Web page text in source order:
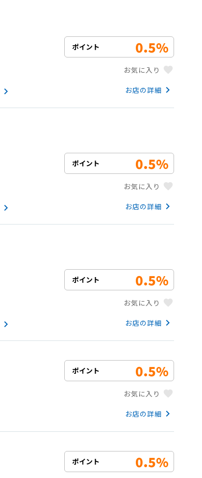
keyboard_arrow_right
ポイント 0.5%
お気に入り favorite
お店の詳細 keyboard_arrow_right
keyboard_arrow_right
ポイント 0.5%
お気に入り favorite
お店の詳細 keyboard_arrow_right
keyboard_arrow_right
ポイント 0.5%
お気に入り favorite
お店の詳細 keyboard_arrow_right
ポイント 0.5%
お気に入り favorite
お店の詳細 keyboard_arrow_right
ポイント 0.5%